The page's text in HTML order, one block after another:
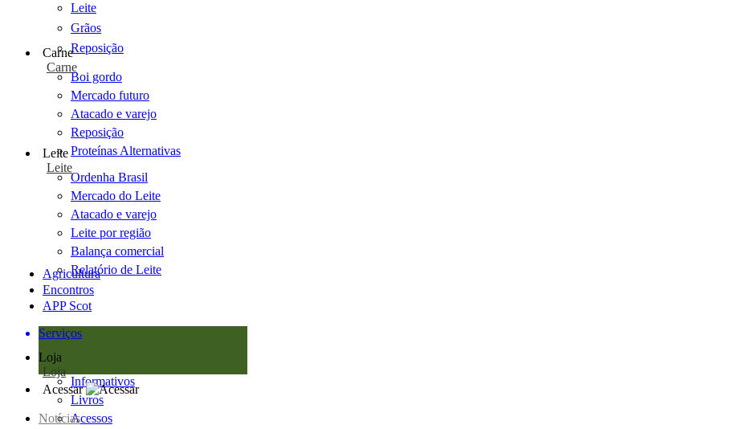
Leite
Grãos
Reposição
Carne
Carne
Boi gordo
Mercado futuro
Atacado e varejo
Reposição
Proteínas Alternativas
Leite
Leite
Ordenha Brasil
Mercado do Leite
Atacado e varejo
Leite por região
Balança comercial
Relatório de Leite
Agricultura
Encontros
APP Scot
Serviços
Loja
Loja
Informativos
Livros
Acessos
Acessar
Notícias